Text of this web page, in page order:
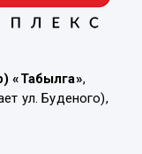
«Табылга»,
ул. Буденого),